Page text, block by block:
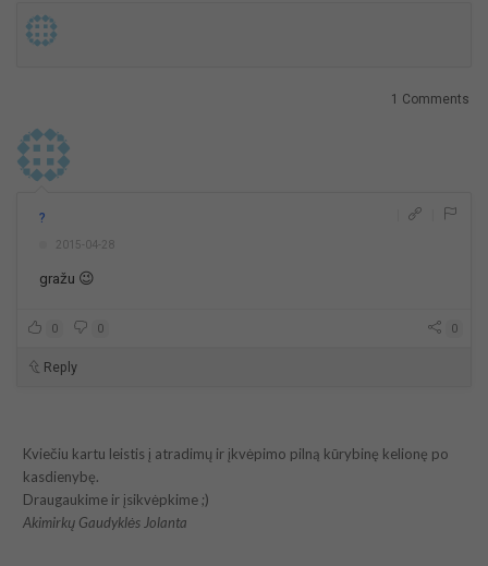
1 Comments
?
2015-04-28
gražu 😉
0 0 0
Reply
Kviečiu kartu leistis į atradimų ir įkvėpimo pilną kūrybinę kelionę po
kasdienybę.
Draugaukime ir įsikvėpkime ;)
Akimirkų Gaudyklės Jolanta